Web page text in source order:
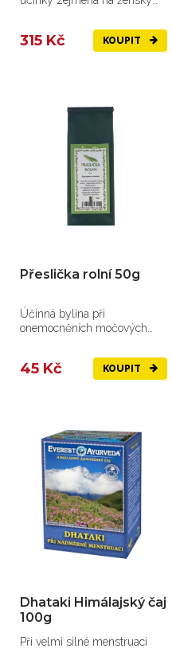
315 Kč KOUPIT
Přeslička rolní 50g
Účinná bylina při
onemocněních močových
45 Kč KOUPIT
Dhataki Himálajský čaj
100g
Při velmi silné menstruaci